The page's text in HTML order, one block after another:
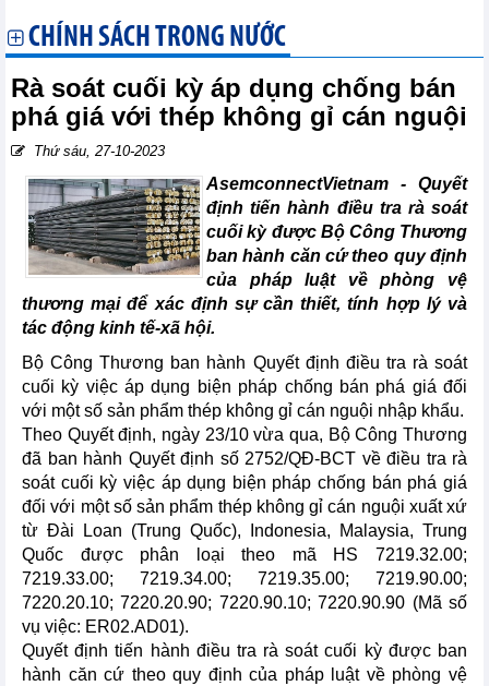
CHÍNH SÁCH TRONG NƯỚC
Rà soát cuối kỳ áp dụng chống bán
phá giá với thép không gỉ cán nguội
Thứ sáu, 27-10-2023
AsemconnectVietnam - Quyết
định tiến hành điều tra rà soát
cuối kỳ được Bộ Công Thương
ban hành căn cứ theo quy định
của pháp luật về phòng vệ
thương mại để xác định sự cần thiết, tính hợp lý và
tác động kinh tế-xã hội.
Bộ Công Thương ban hành Quyết định điều tra rà soát
cuối kỳ việc áp dụng biện pháp chống bán phá giá đối
với một số sản phẩm thép không gỉ cán nguội nhập khẩu.
Theo Quyết định, ngày 23/10 vừa qua, Bộ Công Thương
đã ban hành Quyết định số 2752/QĐ-BCT về điều tra rà
soát cuối kỳ việc áp dụng biện pháp chống bán phá giá
đối với một số sản phẩm thép không gỉ cán nguội xuất xứ
từ Đài Loan (Trung Quốc), Indonesia, Malaysia, Trung
Quốc được phân loại theo mã HS 7219.32.00;
7219.33.00; 7219.34.00; 7219.35.00; 7219.90.00;
7220.20.10; 7220.20.90; 7220.90.10; 7220.90.90 (Mã số
vụ việc: ER02.AD01).
Quyết định tiến hành điều tra rà soát cuối kỳ được ban
hành căn cứ theo quy định của pháp luật về phòng vệ